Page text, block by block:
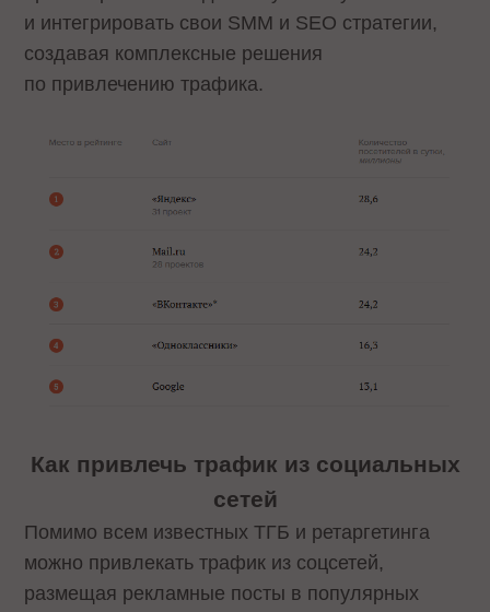
и интегрировать свои SMM и SEO стратегии,
создавая комплексные решения
по привлечению трафика.
Как привлечь трафик из социальных
сетей
Помимо всем известных ТГБ и ретаргетинга
можно привлекать трафик из соцсетей,
размещая рекламные посты в популярных